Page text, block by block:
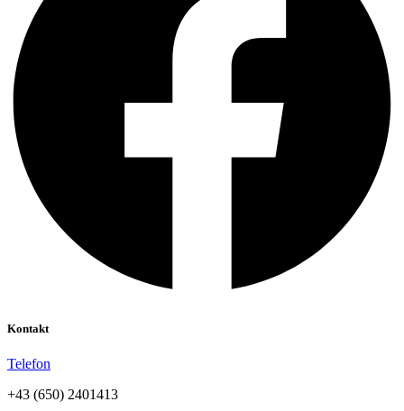
Kontakt
Telefon
+43 (650) 2401413